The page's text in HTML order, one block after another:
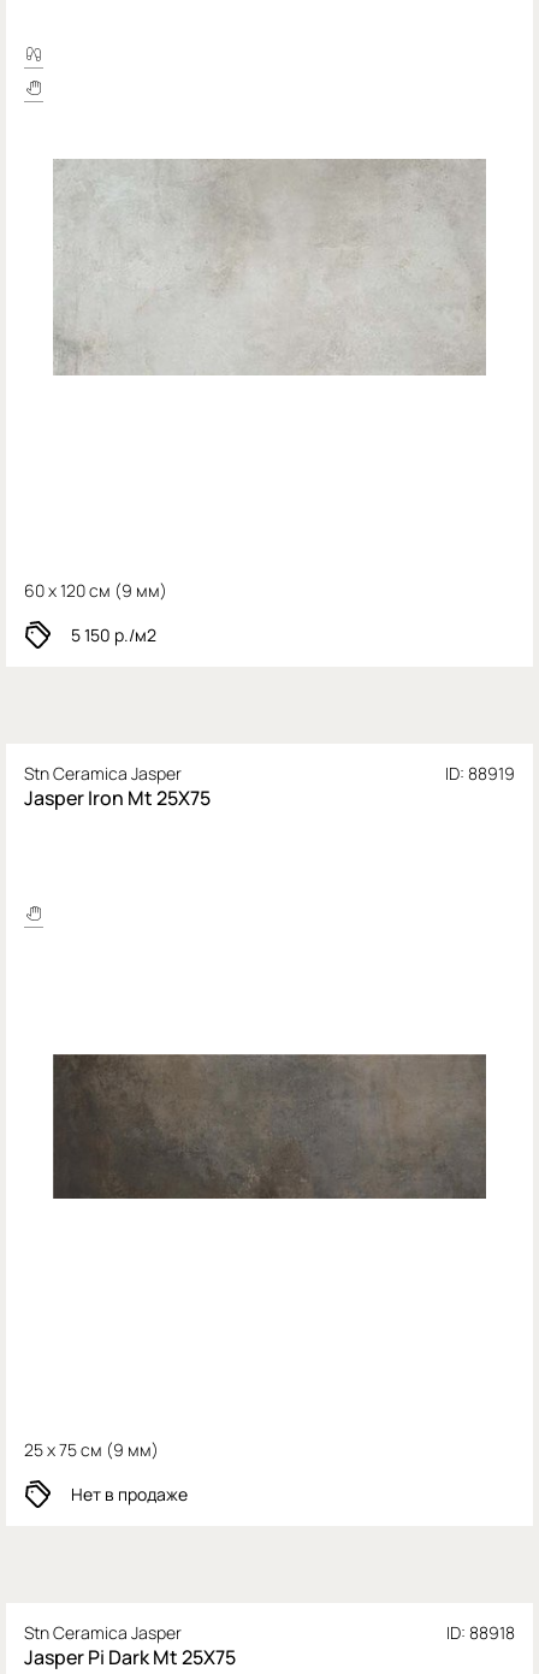
60 x 120 см (9 мм)
5 150 р./м2
Stn Ceramica Jasper ID: 88919
Jasper Iron Mt 25X75
25 x 75 см (9 мм)
Нет в продаже
Stn Ceramica Jasper ID: 88918
Jasper Pi Dark Mt 25X75